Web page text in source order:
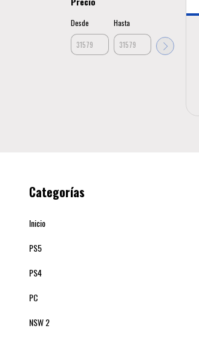
Desde Hasta
Categorías
Inicio
PS5
PS4
PC
NSW 2